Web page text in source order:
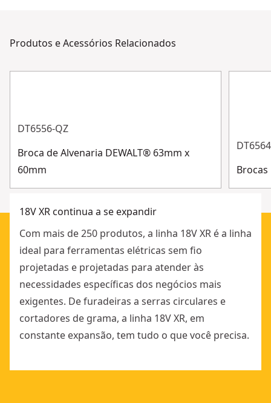
cumpram a todas as regulamentações relevantes.
Produtos e Acessórios Relacionados
DT6556-QZ
Broca de Alvenaria DEWALT® 63mm x
60mm
18V XR continua a se expandir
Com mais de 250 produtos, a linha 18V XR é a linha
ideal para ferramentas elétricas sem fio
projetadas e projetadas para atender às
necessidades específicas dos negócios mais
exigentes. De furadeiras a serras circulares e
cortadores de grama, a linha 18V XR, em
constante expansão, tem tudo o que você precisa.